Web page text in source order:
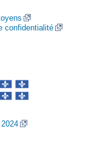
confidentialité